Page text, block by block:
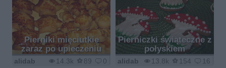
Pierniki mięciutkie
zaraz po upieczeniu
14.3k 89 0
alidab
Pierniczki świąteczne z
połyskiem
13.8k 154 16
alidab